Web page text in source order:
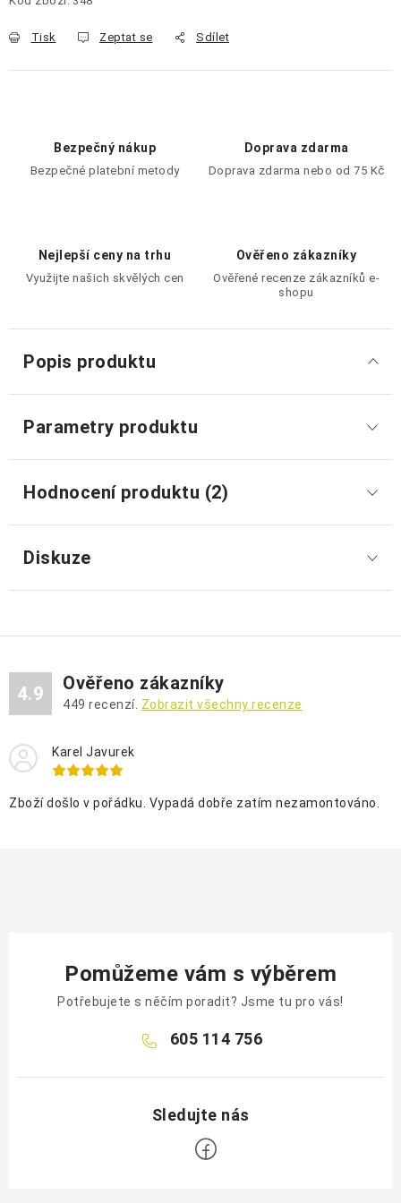
Tisk Zeptat se Sdílet
Bezpečný nákup
Bezpečné platební metody
Doprava zdarma
Doprava zdarma nebo od 75 Kč
Nejlepší ceny na trhu
Využijte našich skvělých cen
Ověřeno zákazníky
Ověřené recenze zákazníků e-
shopu
Popis produktu
Parametry produktu
Hodnocení produktu (2)
Diskuze
4.9 Ověřeno zákazníky
449 recenzí. Zobrazit všechny recenze
Karel Javurek
Zboží došlo v pořádku. Vypadá dobře zatím nezamontováno.
Pomůžeme vám s výběrem
Potřebujete s něčím poradit? Jsme tu pro vás!
605 114 756